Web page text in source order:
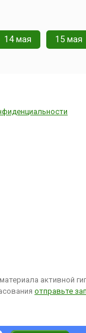
14 мая 15 мая
активной
отправьте